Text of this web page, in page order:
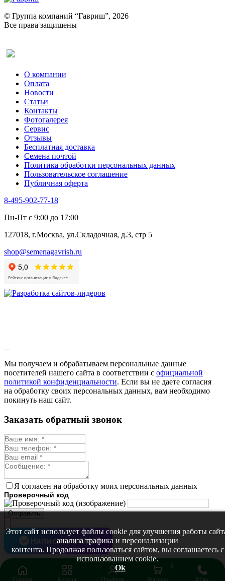
Ревень
Рукола
Рута
Тмин
Трава для чая
Туласи
Укроп
Фенхель пряный
Хризантема овощная
Цикорий пряный
Цикорий салатный (Витлуф)
Черемша
Шпинат
Щавель
Эндивий
Эстрагон
Алтей
Бессмертник
Валериана
Валерианелла
Гибискус лекарственный
Девясил
Душица
Змееголовник
Мыльнянка
Мята
Овсяный корень
Огуречная трава
Пустырник
Репешок
Синюха
Смесь лекарственных
Стевия
Тимьян ползучий (чабрец)
Фенхель лекарственный
Цикорий лекарственный
Череда лекарственная
Чернокорень
Шалфей
Семена ягод
Брусника
Голубика
© Группа компаний “Гавриш”, 2026
Все права защищены
О компании
Оплата
Новости
Статьи
Контакты
Фотогалерея​
Сервис
Отзывы
Бесплатная доставка
Семена почтой
Политика обработки персональных данных
Пользовательское соглашение
Публичная оферта
8-495-902-77-18
Пн-Пт с 9:00 до 17:00
127018, г.Москва, ул.Складочная, д.3, стр 5
shop@semenagavrish.ru
Мы получаем и обрабатываем персональные данные
посетителей нашего сайта в соответствии с официальной
политикой конфиденциальности. Если вы не даете согласия
на обработку своих персональных данных, вам необходимо
покинуть наш сайт.
Этот сайт использует файлы cookie для улучшения работы
анализа трафика и персонализации
контента. Продолжая пользоваться сайтом, вы соглашаетесь с
использованием cookie.
Ok
Заказать обратный звонок
Я согласен на обработку моих персональных данных
Проверочный код
Отправить
Главная Каталог Профиль
0
Корзина
Макс
Написать в MAX